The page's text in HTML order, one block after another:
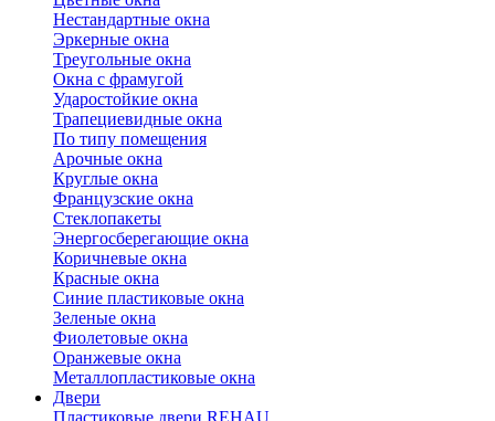
Нестандартные окна
Эркерные окна
Треугольные окна
Окна с фрамугой
Ударостойкие окна
Трапециевидные окна
По типу помещения
Арочные окна
Круглые окна
Французские окна
Стеклопакеты
Энергосберегающие окна
Коричневые окна
Красные окна
Синие пластиковые окна
Зеленые окна
Фиолетовые окна
Оранжевые окна
Металлопластиковые окна
Двери
Пластиковые двери REHAU